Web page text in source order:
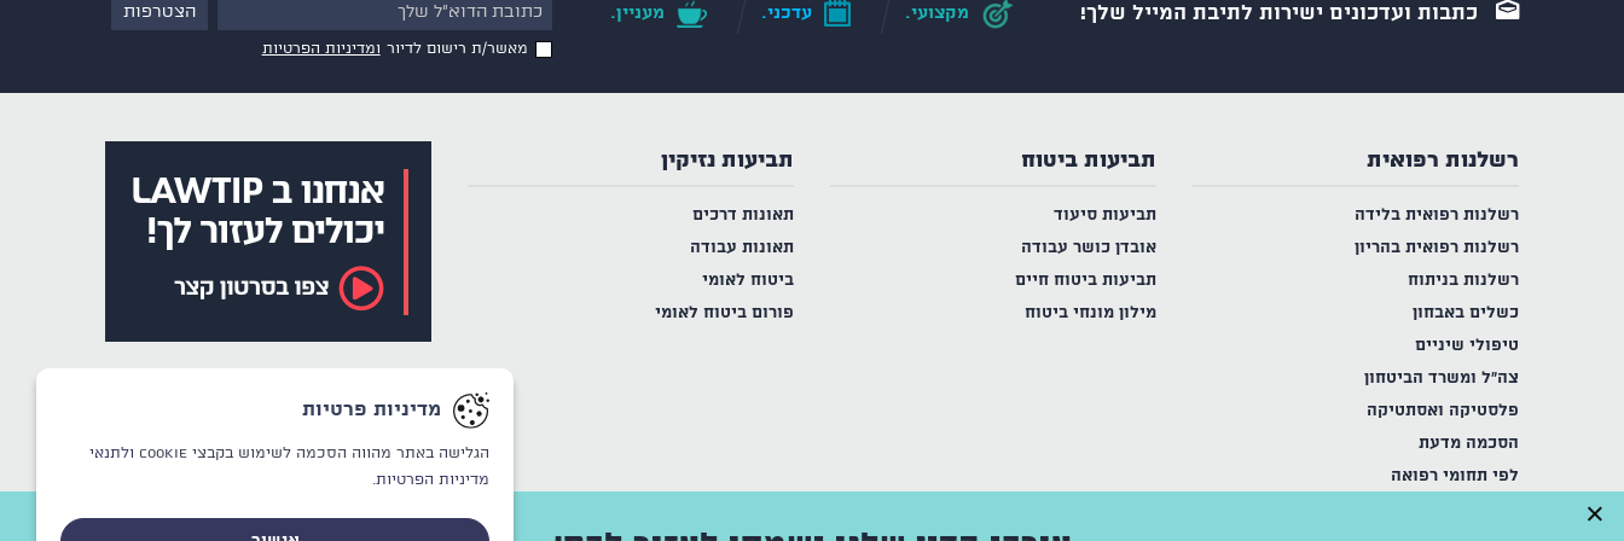
כתבות ועדכונים ישירות לתיבת המייל שלך! מקצועי. עדכני. מעניין.
מאשר/ת רישום לדיור ומדיניות הפרטיות
רשלנות רפואית
רשלנות רפואית בלידה
רשלנות רפואית בהריון
רשלנות בניתוח
כשלים באבחון
טיפולי שיניים
צה"ל ומשרד הביטחון
פלסטיקה ואסתטיקה
הסכמה מדעת
לפי תחומי רפואה
תביעות ביטוח
תביעות סיעוד
אובדן כושר עבודה
תביעות ביטוח חיים
מילון מונחי ביטוח
תביעות נזיקין
תאונות דרכים
תאונות עבודה
ביטוח לאומי
פורום ביטוח לאומי
×
מדיניות פרטיות
הגלישה באתר מהווה הסכמה לשימוש בקבצי Cookie
ולתנאי
מדיניות הפרטיות.